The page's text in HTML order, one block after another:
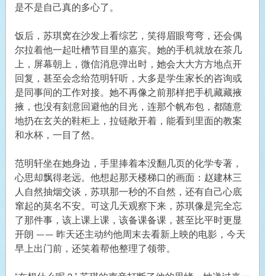
是不是自己真的多心了。
饭后，苏琪窝在沙发上看综艺，笑得眉眼弯弯，还会偶
尔拉着他一起吐槽节目里的嘉宾。她的手机就放在茶几
上，屏幕朝上，微信消息弹出时，她会大大方方地点开
回复，甚至会念给范明轩听，大多是学生家长的咨询或
是同事间的工作对接。她不再像之前那样把手机藏藏掖
掖，也没有刻意回避他的目光，连那个帆布包，都随意
地扔在玄关的鞋柜上，拉链敞开着，能看到里面的教案
和水杯，一目了然。
范明轩坐在她身边，手里捧着本没翻几页的化学专著，
心思却飘得老远。他想起那天楼梯口的画面：赵建林三
人自然抽烟交谈，苏琪那一秒的不自然，还有自己心底
窜起的莫名不安。可这几天观察下来，苏琪像是完全忘
了那件事，该上课上课，该备课备课，甚至比平时更显
开朗 —— 昨天还主动约他周末去看新上映的电影，今天
早上出门前，还笑着帮他整理了领带。